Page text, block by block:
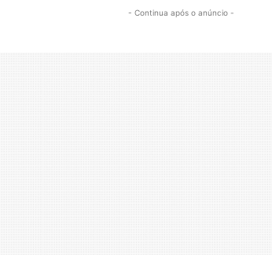
- Continua após o anúncio -